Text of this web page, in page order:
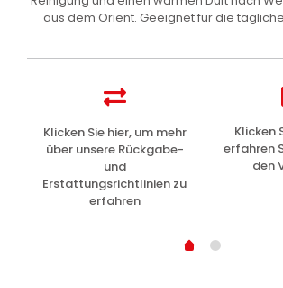
aus dem Orient. Geeignet für die
Klicken Sie hier, um mehr
über unsere Rückgabe-
und
Erstattungsrichtlinien zu
erfahren
Klicken
erfahren
den